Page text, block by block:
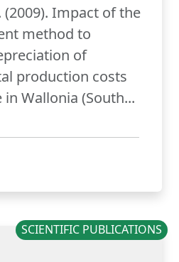
(2009). Impact of the
method to
of
production costs
Wallonia (South...
SCIENTIFIC PUBLICATIONS